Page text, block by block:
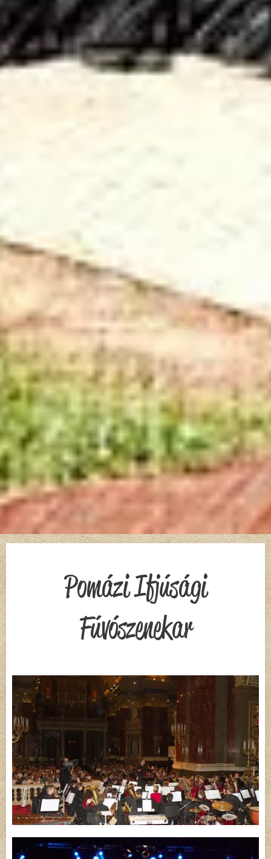
Pomázi Ifjúsági
Fúvószenekar